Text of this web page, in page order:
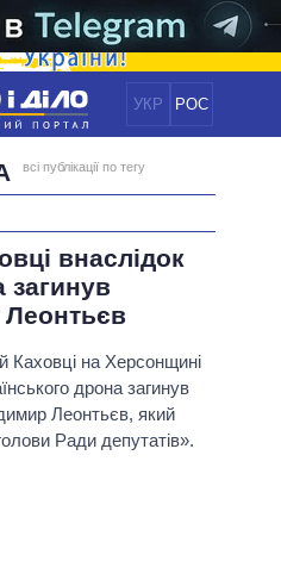
УКР РОС
ЕКОНОМІКА
СУСПІЛЬСТВО
СВІТ
всі публікації по тегу
внаслідок
загинув
Леонтьєв
Каховці на Херсонщині
дрона загинув
Леонтьєв, який
Ради депутатів».